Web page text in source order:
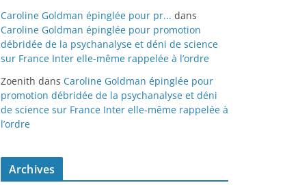
Caroline Goldman épinglée pour pr... dans
Caroline Goldman épinglée pour promotion
débridée de la psychanalyse et déni de science
sur France Inter elle-même rappelée à l’ordre
Zoenith dans Caroline Goldman épinglée pour
promotion débridée de la psychanalyse et déni
de science sur France Inter elle-même rappelée à
l’ordre
Archives